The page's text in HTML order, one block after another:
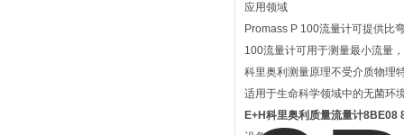
应用领域
Promass P 100流量计可提供比
100流量计可用于测量最小流量
科里奥利测量原理不受介质物理
适用于生命科学领域中的无菌环
E+H科里奥利质量流量计8BE08